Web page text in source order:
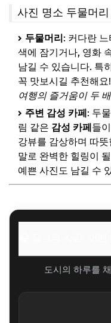
사진 명소 두물머
두물머리: 커다란
색에 잠기거나, 영화
남길 수 있습니다. 특
꼭 맛보시길 추천해요!
여행의 즐거움이 두
주변 감성 카페: 두
림 같은 감성 카페들
강뷰를 감상하며 따
말로 완벽한 힐링이
예쁜 사진도 남길 수
도시의 하루를